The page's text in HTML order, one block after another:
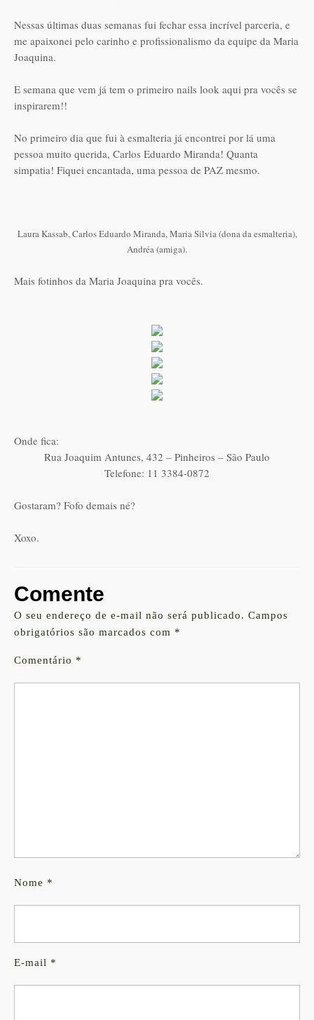
Nessas últimas duas semanas fui fechar essa incrível parceria, e
me apaixonei pelo carinho e profissionalismo da equipe da Maria
Joaquina.
E semana que vem já tem o primeiro nails look aqui pra vocês se
inspirarem!!
No primeiro dia que fui à esmalteria já encontrei por lá uma
pessoa muito querida, Carlos Eduardo Miranda! Quanta
simpatia! Fiquei encantada, uma pessoa de PAZ mesmo.
Laura Kassab, Carlos Eduardo Miranda, Maria Silvia (dona da esmalteria),
Andréa (amiga).
Mais fotinhos da Maria Joaquina pra vocês.
Onde fica:
Rua Joaquim Antunes, 432 – Pinheiros – São Paulo
Telefone: 11 3384-0872
Gostaram? Fofo demais né?
Xoxo.
Comente
O seu endereço de e-mail não será publicado. Campos
obrigatórios são marcados com *
Comentário *
Nome *
E-mail *